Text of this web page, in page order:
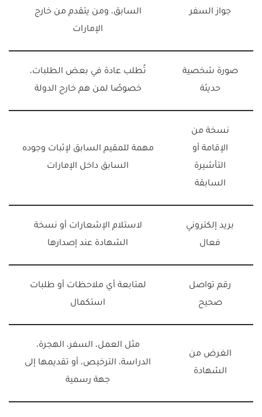
جواز السفر
السابق، ومن يتقدم من خارج
الإمارات
صورة شخصية
حديثة
تُطلب عادة في بعض الطلبات،
خصوصًا لمن هم خارج الدولة
نسخة من
الإقامة أو
التأشيرة
السابقة
مهمة للمقيم السابق لإثبات وجوده
السابق داخل الإمارات
بريد إلكتروني
فعال
لاستلام الإشعارات أو نسخة
الشهادة عند إصدارها
رقم تواصل
صحيح
لمتابعة أي ملاحظات أو طلبات
استكمال
الغرض من
الشهادة
مثل العمل، السفر، الهجرة،
الدراسة، الترخيص، أو تقديمها إلى
جهة رسمية